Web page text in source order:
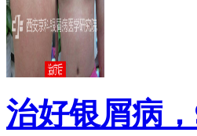
治好银屑病